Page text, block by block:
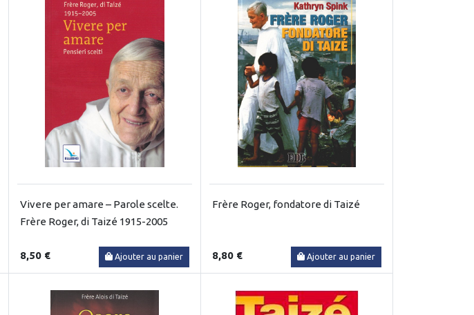
Vivere per amare – Parole scelte.
Frère Roger, di Taizé 1915-2005
8,50 € Ajouter au panier
Frère Roger, fondatore di Taizé
8,80 € Ajouter au panier